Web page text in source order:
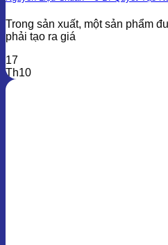
Trong sản xuất, một sản phẩm
phải tạo ra giá
17
Th10